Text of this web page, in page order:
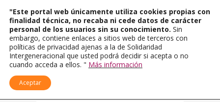
"Este portal web únicamente utiliza cookies propias con
finalidad técnica, no recaba ni cede datos de carácter
personal de los usuarios sin su conocimiento. Sin
embargo, contiene enlaces a sitios web de terceros con
políticas de privacidad ajenas a la de Solidaridad
Intergeneracional que usted podrá decidir si acepta o no
cuando acceda a ellos. " Más información
Aceptar